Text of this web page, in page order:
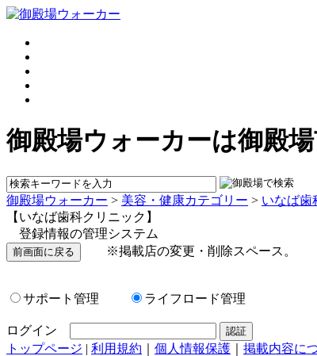
御殿場ウォーカーは御殿
御殿場ウォーカー > 美容・健康カテゴリー > いなば歯
【いなば歯科クリニック】
登録情報の管理システム
※掲載店の変更・削除スペース。
サポート管理 ライフロード管理
ログイン
トップページ | 利用規約 個人情報保護 掲載内容に